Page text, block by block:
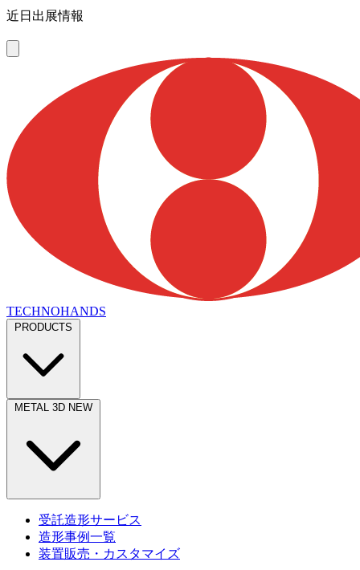
9/30–10/1 福岡
近日出展情報
グサイト）
TECHNOHANDS
PRODUCTS
METAL 3D NEW
受託造形サービス
造形事例一覧
装置販売・カスタマイズ